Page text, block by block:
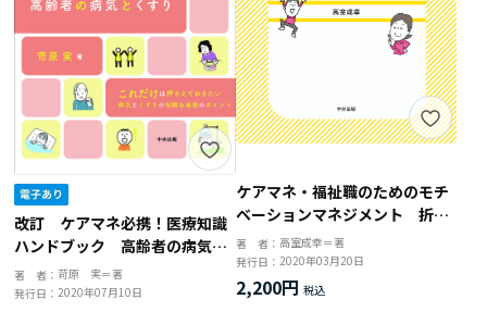
改訂 ケアマネ必携！医療知識
ハンドブック 高齢者の病気と
くすり
著 者：苛原 実＝著
発行日：2020年07月10日
ケアマネ・福祉職のためのモチ
ベーションマネジメント 折れ
ない心を育てる２１の技法
著 者： 高室成幸＝著
発行日： 2020年03月20日
2,200円